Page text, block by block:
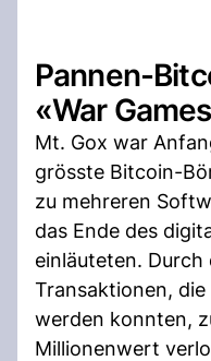
Pannen-
«War
Mt. Gox war
grösste Bitcoin-
zu mehreren
das Ende des
einläuteten. Durch
Transaktionen,
werden konnten,
Millionenwert